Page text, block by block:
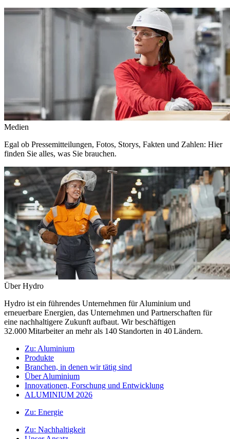
Medien
Egal ob Pressemitteilungen, Fotos, Storys, Fakten und Zahlen: Hier
finden Sie alles, was Sie brauchen.
Über Hydro
Hydro ist ein führendes Unternehmen für Aluminium und
erneuerbare Energien, das Unternehmen und Partnerschaften für
eine nachhaltigere Zukunft aufbaut. Wir beschäftigen
32.000 Mitarbeiter an mehr als 140 Standorten in 40 Ländern.
Zu: Aluminium
Produkte
Branchen, in denen wir tätig sind
Über Aluminium
Innovationen, Forschung und Entwicklung
ALUMINIUM 2026
Zu: Energie
Zu: Nachhaltigkeit